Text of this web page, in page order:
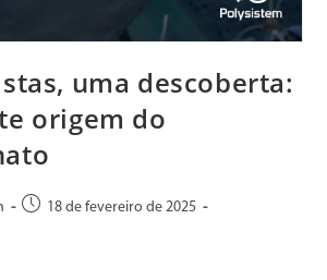
uma descoberta:
origem do
18 de fevereiro de 2025